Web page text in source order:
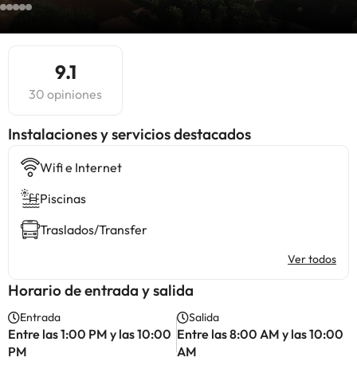
9.1
30 opiniones
Instalaciones y servicios destacados
Wifi e Internet
Piscinas
Traslados/Transfer
Ver todos
Horario de entrada y salida
Entrada
Entre las 1:00 PM y las 10:00
PM
Salida
Entre las 8:00 AM y las 10:00
AM